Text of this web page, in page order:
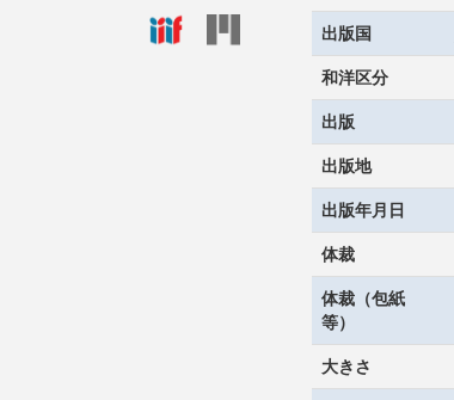
出版国
和洋区分
出版
出版地
出版年月日
体裁
体裁（包紙
等）
大きさ